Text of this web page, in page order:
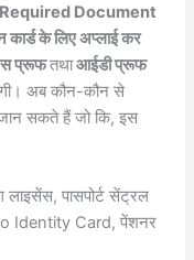
Document
कार्ड के लिए अप्लाई कर
प्रूफतथाआईडी प्रूफ
अब कौन-कौन से
सकते हैं जो कि, इस
लाइसेंस, पासपोर्ट सेंट्रल
Identity Card, पेंशनर